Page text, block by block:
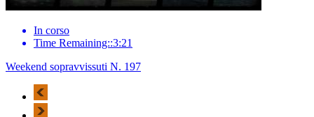
In corso
Time Remaining::3:21
Weekend sopravvissuti N. 197